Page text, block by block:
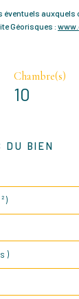
auxquels
Géorisques :
Chambre(s)
10
DU BIEN